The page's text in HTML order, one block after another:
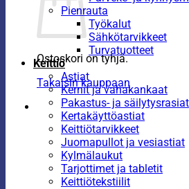
Ostoskori on tyhjä.
Takaisin kauppaan
Pienrauta
Työkalut
Sähkötarvikkeet
Turvatuotteet
Keittiö
Astiat
Kernit ja vahakankaat
Pakastus- ja säilytysrasiat
Kertakäyttöastiat
Keittiötarvikkeet
Juomapullot ja vesiastiat
Kylmälaukut
Tarjottimet ja tabletit
Keittiötekstiilit